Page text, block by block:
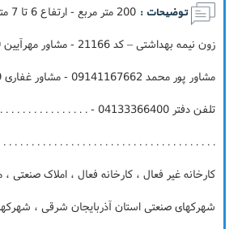
توضیحات :
تلفن دفتر 04133366400 - . . . .
. . . . . . . . . . . . . . . . . . . . . . . . . . . . . . . . . . . . . .
کارخانه غیر فعال ، کارخانه فعال ، املاک صنعتی
شهرکهای صنعتی استان آذربایجان شرقی ،